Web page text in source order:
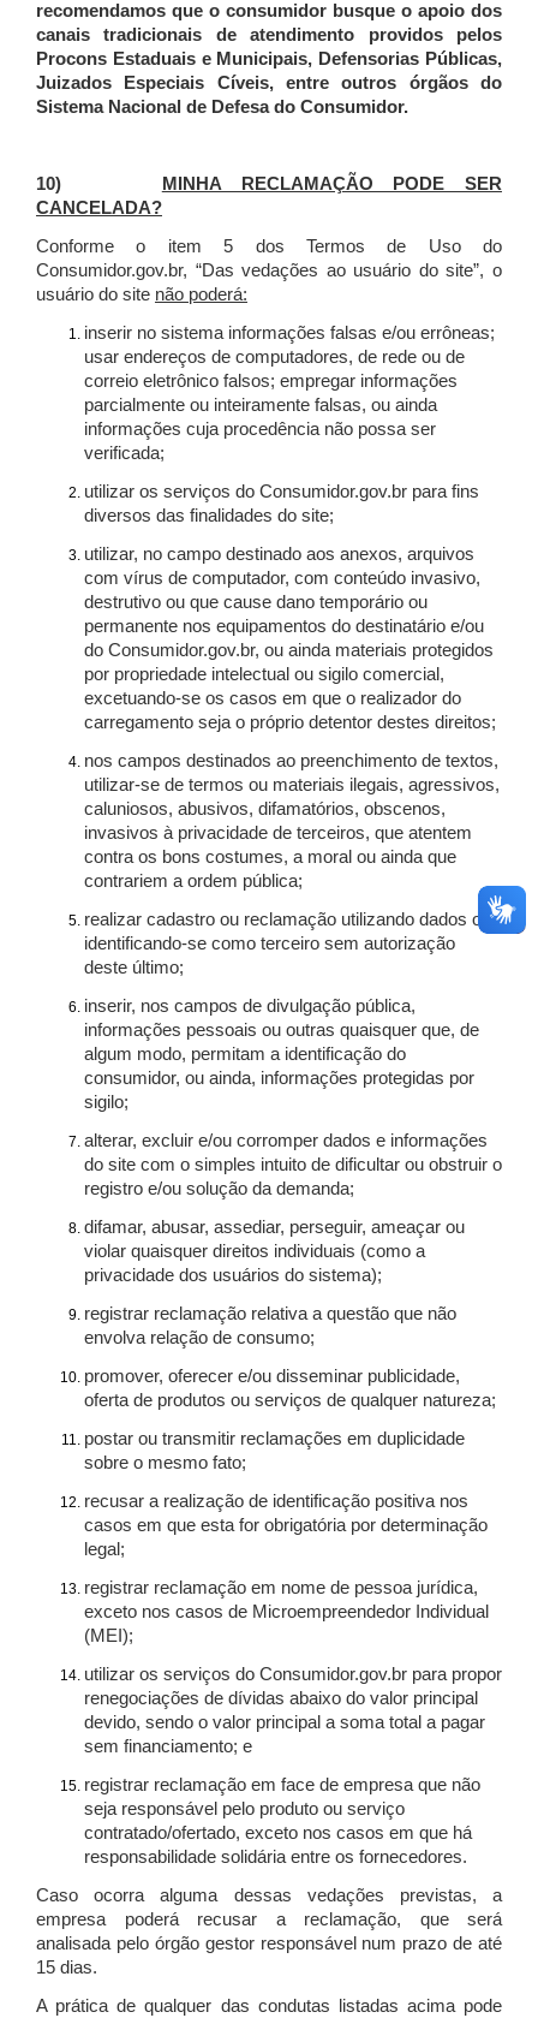
recomendamos que o consumidor busque o apoio dos
canais tradicionais de atendimento providos pelos
Procons Estaduais e Municipais, Defensorias Públicas,
Juizados Especiais Cíveis, entre outros órgãos do
Sistema Nacional de Defesa do Consumidor.
10)
MINHA RECLAMAÇÃO PODE SER
CANCELADA?
Conforme o item 5 dos Termos de Uso do
Consumidor.gov.br, “Das vedações ao usuário do site”, o
usuário do site não poderá:
inserir no sistema informações falsas e/ou errôneas;
usar endereços de computadores, de rede ou de
correio eletrônico falsos; empregar informações
parcialmente ou inteiramente falsas, ou ainda
informações cuja procedência não possa ser
verificada;
utilizar os serviços do Consumidor.gov.br para fins
diversos das finalidades do site;
utilizar, no campo destinado aos anexos, arquivos
com vírus de computador, com conteúdo invasivo,
destrutivo ou que cause dano temporário ou
permanente nos equipamentos do destinatário e/ou
do Consumidor.gov.br, ou ainda materiais protegidos
por propriedade intelectual ou sigilo comercial,
excetuando-se os casos em que o realizador do
carregamento seja o próprio detentor destes direitos;
nos campos destinados ao preenchimento de textos,
utilizar-se de termos ou materiais ilegais, agressivos,
caluniosos, abusivos, difamatórios, obscenos,
invasivos à privacidade de terceiros, que atentem
contra os bons costumes, a moral ou ainda que
contrariem a ordem pública;
realizar cadastro ou reclamação utilizando dados ou
identificando-se como terceiro sem autorização
deste último;
inserir, nos campos de divulgação pública,
informações pessoais ou outras quaisquer que, de
algum modo, permitam a identificação do
consumidor, ou ainda, informações protegidas por
sigilo;
alterar, excluir e/ou corromper dados e informações
do site com o simples intuito de dificultar ou obstruir o
registro e/ou solução da demanda;
difamar, abusar, assediar, perseguir, ameaçar ou
violar quaisquer direitos individuais (como a
privacidade dos usuários do sistema);
registrar reclamação relativa a questão que não
envolva relação de consumo;
promover, oferecer e/ou disseminar publicidade,
oferta de produtos ou serviços de qualquer natureza;
postar ou transmitir reclamações em duplicidade
sobre o mesmo fato;
recusar a realização de identificação positiva nos
casos em que esta for obrigatória por determinação
legal;
registrar reclamação em nome de pessoa jurídica,
exceto nos casos de Microempreendedor Individual
(MEI);
utilizar os serviços do Consumidor.gov.br para propor
renegociações de dívidas abaixo do valor principal
devido, sendo o valor principal a soma total a pagar
sem financiamento; e
registrar reclamação em face de empresa que não
seja responsável pelo produto ou serviço
contratado/ofertado, exceto nos casos em que há
responsabilidade solidária entre os fornecedores.
Caso ocorra alguma dessas vedações previstas, a
empresa poderá recusar a reclamação, que será
analisada pelo órgão gestor responsável num prazo de até
15 dias.
A prática de qualquer das condutas listadas acima pode